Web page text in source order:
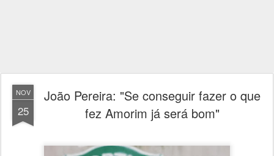
NOV
25
João Pereira: "Se conseguir fazer o que
fez Amorim já será bom"